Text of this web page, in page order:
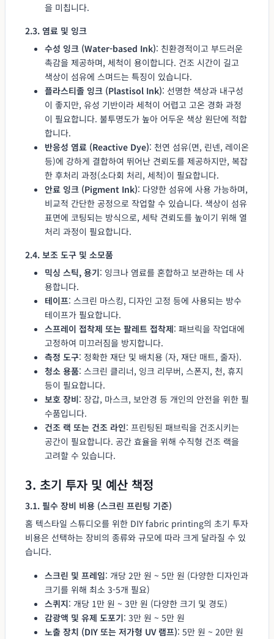
을 미칩니다.
2.3. 염료 및 잉크
수성 잉크 (Water-based Ink): 친환경적이고 부드러운
촉감을 제공하며, 세척이 용이합니다. 건조 시간이 길고
색상이 섬유에 스며드는 특징이 있습니다.
플라스티졸 잉크 (Plastisol Ink): 선명한 색상과 내구성
이 좋지만, 유성 기반이라 세척이 어렵고 고온 경화 과정
이 필요합니다. 불투명도가 높아 어두운 색상 원단에 적합
합니다.
반응성 염료 (Reactive Dye): 천연 섬유(면, 린넨, 레이온
등)에 강하게 결합하여 뛰어난 견뢰도를 제공하지만, 복잡
한 후처리 과정(소다회 처리, 세척)이 필요합니다.
안료 잉크 (Pigment Ink): 다양한 섬유에 사용 가능하며,
비교적 간단한 공정으로 작업할 수 있습니다. 색상이 섬유
표면에 코팅되는 방식으로, 세탁 견뢰도를 높이기 위해 열
처리 과정이 필요합니다.
2.4. 보조 도구 및 소모품
믹싱 스틱, 용기: 잉크나 염료를 혼합하고 보관하는 데 사
용합니다.
테이프: 스크린 마스킹, 디자인 고정 등에 사용되는 방수
테이프가 필요합니다.
스프레이 접착제 또는 팔레트 접착제: 패브릭을 작업대에
고정하여 미끄러짐을 방지합니다.
측정 도구: 정확한 재단 및 배치용 (자, 재단 매트, 줄자).
청소 용품: 스크린 클리너, 잉크 리무버, 스폰지, 천, 휴지
등이 필요합니다.
보호 장비: 장갑, 마스크, 보안경 등 개인의 안전을 위한 필
수품입니다.
건조 랙 또는 건조 라인: 프린팅된 패브릭을 건조시키는
공간이 필요합니다. 공간 효율을 위해 수직형 건조 랙을
고려할 수 있습니다.
3. 초기 투자 및 예산 책정
3.1. 필수 장비 비용 (스크린 프린팅 기준)
홈 텍스타일 스튜디오를 위한 DIY fabric printing의 초기 투자
비용은 선택하는 장비의 종류와 규모에 따라 크게 달라질 수 있
습니다.
스크린 및 프레임: 개당 2만 원 ~ 5만 원 (다양한 디자인과
크기를 위해 최소 3-5개 필요)
스퀴지: 개당 1만 원 ~ 3만 원 (다양한 크기 및 경도)
감광액 및 유제 도포기: 3만 원 ~ 5만 원
노출 장치 (DIY 또는 저가형 UV 램프): 5만 원 ~ 20만 원